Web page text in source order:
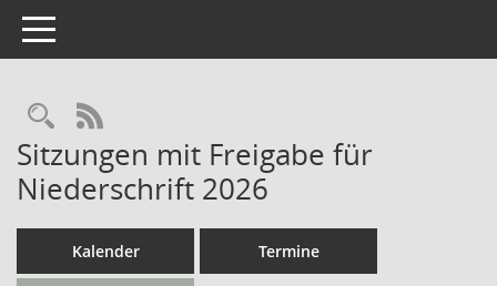
Toggle navigation
Rechercheauswahl
RSS-Feed
Sitzungen mit Freigabe für
Niederschrift 2026
Kalender Termine